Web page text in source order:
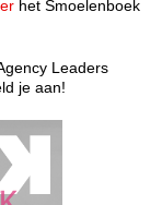
het Smoelenboek
Leaders
je aan!